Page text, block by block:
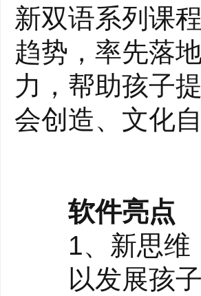
新双语系列课
趋势，率先落
力，帮助孩子
会创造、文化
软件亮点
1、新思维
以发展孩子